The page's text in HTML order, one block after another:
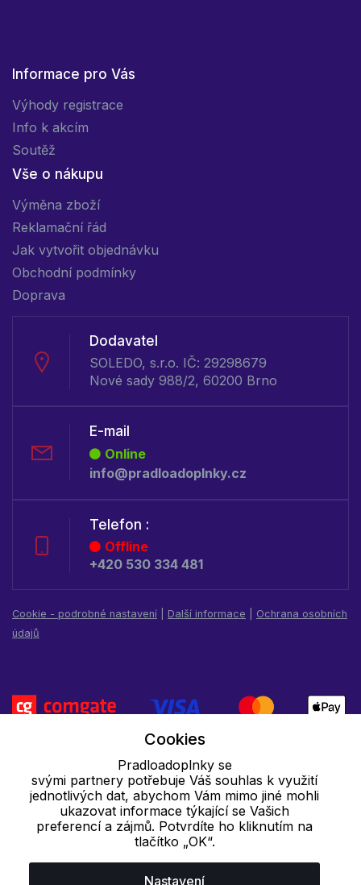
Informace pro Vás
Výhody registrace
Info k akcím
Soutěž
Vše o nákupu
Výměna zboží
Reklamační řád
Jak vytvořit objednávku
Obchodní podmínky
Doprava
Dodavatel
SOLEDO, s.r.o. IČ: 29298679
Nové sady 988/2, 60200 Brno
E-mail
Online
info@pradloadoplnky.cz
Telefon :
Offline
+420 530 334 481
Cookie - podrobné nastavení Další informace
Ochrana osobních
údajů
Cookies
Pradloadoplnky se
svými partnery potřebuje Váš souhlas k využití
jednotlivých dat, abychom Vám mimo jiné mohli
ukazovat informace týkající se Vašich
preferencí a zájmů. Potvrdíte ho kliknutím na
tlačítko „OK“.
Nastavení